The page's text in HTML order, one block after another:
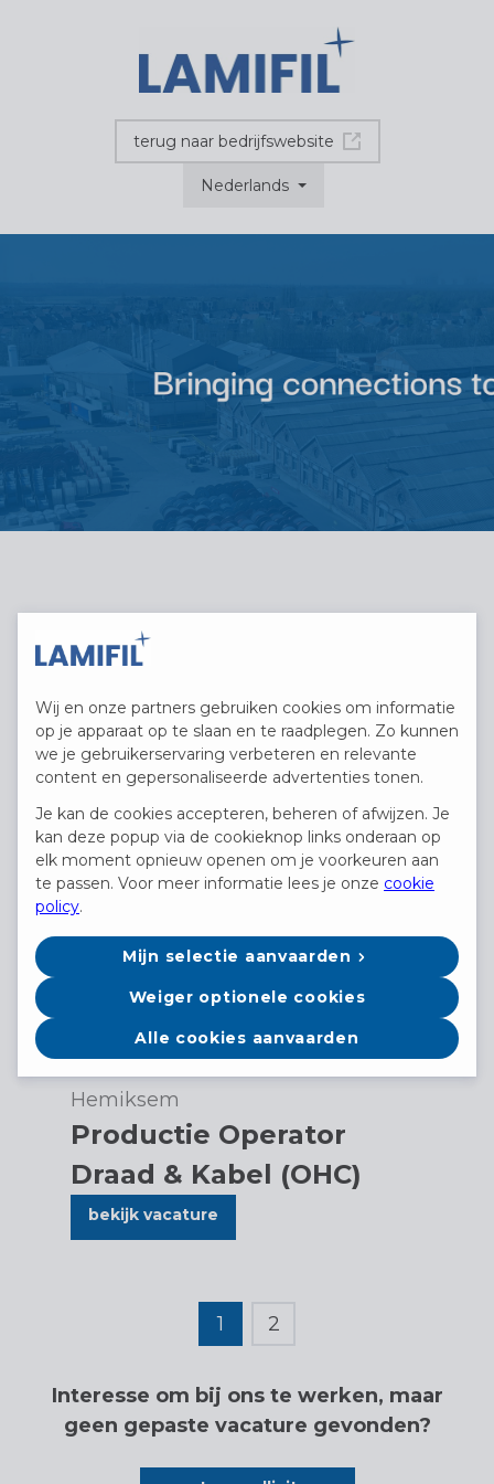
terug naar bedrijfswebsite
Nederlands
Vacatures
Filter Op Type
Hemiksem
Teamcoach Productie
bekijk vacature
Hemiksem
Productie Operator
Draad & Kabel (OHC)
bekijk vacature
1 2
Interesse om bij ons te werken, maar
geen gepaste vacature gevonden?
Wij en onze partners gebruiken cookies om informatie
op je apparaat op te slaan en te raadplegen. Zo kunnen
we je gebruikerservaring verbeteren en relevante
content en gepersonaliseerde advertenties tonen.
Je kan de cookies accepteren, beheren of afwijzen. Je
kan deze popup via de cookieknop links onderaan op
elk moment opnieuw openen om je voorkeuren aan
te passen. Voor meer informatie lees je onze cookie
policy.
Mijn selectie aanvaarden
Weiger optionele cookies
Alle cookies aanvaarden